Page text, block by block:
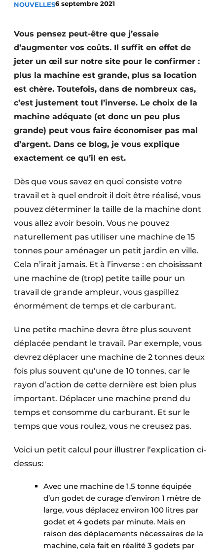
Construction bois
Contrôle d’accès
Éclairage
Fondations
Façades
Géotextiles
Infrastructures souterraines et égouttage
Rénovation
Sécurité incendie
Software
Travaux ferroviaires
NOUVELLES6 septembre 2021
Vous pensez peut-être que j’essaie
d’augmenter vos coûts. Il suffit en effet de
jeter un œil sur notre site pour le confirmer :
plus la machine est grande, plus sa location
est chère. Toutefois, dans de nombreux cas,
c’est justement tout l’inverse. Le choix de la
machine adéquate (et donc un peu plus
grande) peut vous faire économiser pas mal
d’argent. Dans ce blog, je vous explique
exactement ce qu’il en est.
Dès que vous savez en quoi consiste votre
travail et à quel endroit il doit être réalisé, vous
pouvez déterminer la taille de la machine dont
vous allez avoir besoin. Vous ne pouvez
naturellement pas utiliser une machine de 15
tonnes pour aménager un petit jardin en ville.
Cela n’irait jamais. Et à l’inverse : en choisissant
une machine de (trop) petite taille pour un
travail de grande ampleur, vous gaspillez
énormément de temps et de carburant.
Une petite machine devra être plus souvent
déplacée pendant le travail. Par exemple, vous
devrez déplacer une machine de 2 tonnes deux
fois plus souvent qu’une de 10 tonnes, car le
rayon d’action de cette dernière est bien plus
important. Déplacer une machine prend du
temps et consomme du carburant. Et sur le
temps que vous roulez, vous ne creusez pas.
Voici un petit calcul pour illustrer l’explication ci-
dessus:
Avec une machine de 1,5 tonne équipée
d’un godet de curage d’environ 1 mètre de
large, vous déplacez environ 100 litres par
godet et 4 godets par minute. Mais en
raison des déplacements nécessaires de la
machine, cela fait en réalité 3 godets par